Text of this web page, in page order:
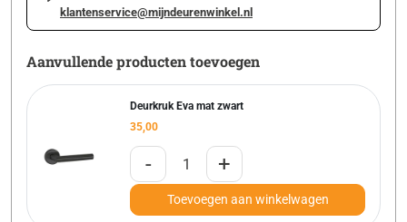
klantenservice@mijndeurenwinkel.nl
Aanvullende producten toevoegen
Deurkruk Eva mat zwart
35,00
- +
Toevoegen aan winkelwagen